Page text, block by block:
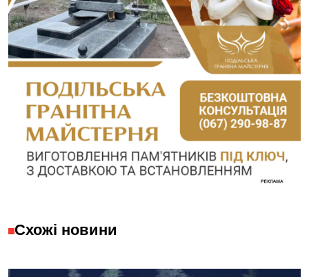
Схожі новини